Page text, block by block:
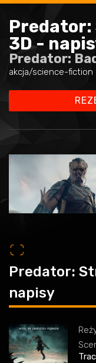
3D -
Predator:
akcja/science-fiction
o
Predator:
napisy